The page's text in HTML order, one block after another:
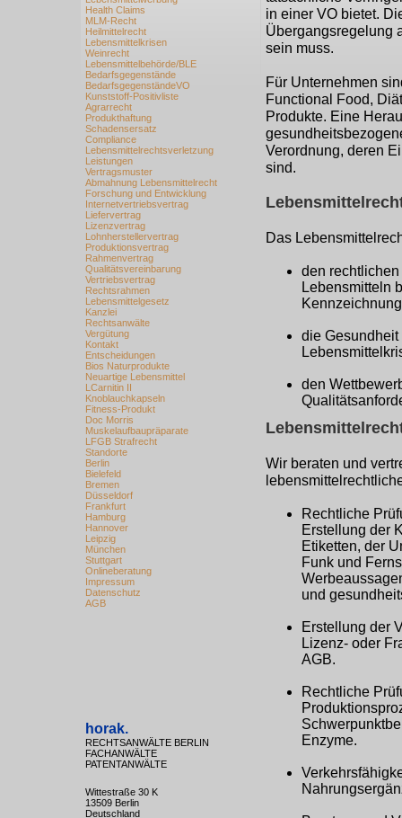
Health Claims
MLM-Recht
Heilmittelrecht
Lebensmittelkrisen
Weinrecht
Lebensmittelbehörde/BLE
Bedarfsgegenstände
BedarfsgegenständeVO
Kunststoff-Positivliste
Agrarrecht
Produkthaftung
Schadensersatz
Compliance
Lebensmittelrechtsverletzung
Leistungen
Vertragsmuster
Abmahnung Lebensmittelrecht
Forschung und Entwicklung
Internetvertriebsvertrag
Liefervertrag
Lizenzvertrag
Lohnherstellervertrag
Produktionsvertrag
Rahmenvertrag
Qualitätsvereinbarung
Vertriebsvertrag
Rechtsrahmen
Lebensmittelgesetz
Kanzlei
Rechtsanwälte
Vergütung
Kontakt
Entscheidungen
Bios Naturprodukte
Neuartige Lebensmittel
LCarnitin II
Knoblauchkapseln
Fitness-Produkt
Doc Morris
Muskelaufbaupräparate
LFGB Strafrecht
Standorte
Berlin
Bielefeld
Bremen
Düsseldorf
Frankfurt
Hamburg
Hannover
Leipzig
München
Stuttgart
Onlineberatung
Impressum
Datenschutz
AGB
horak.
RECHTSANWÄLTE BERLIN
FACHANWÄLTE
PATENTANWÄLTE
Wittestraße 30 K
13509 Berlin
Deutschland
in einer VO bietet.
Übergangsregelung
sein muss.
Für Unternehmen
Functional Food,
Produkte. Eine
Verordnung, deren
sind.
Das
den
Lebensmitteln
die
den
Wir beraten und
Rechtliche
Erstellung der
Etiketten, der
Funk und
und
Erstellung der
Lizenz- oder
AGB.
Rechtliche
Enzyme.